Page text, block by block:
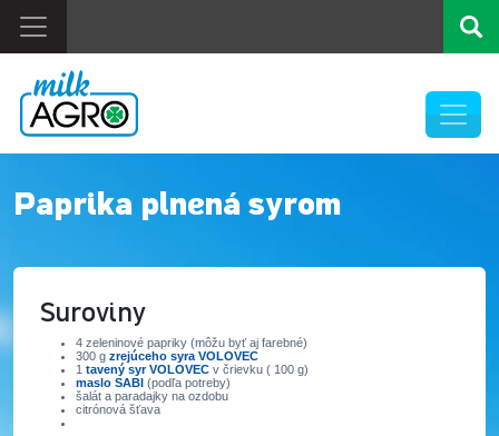
Paprika plnená syrom
Suroviny
4 zeleninové papriky (môžu byť aj farebné)
300 g zrejúceho syra VOLOVEC
1 tavený syr VOLOVEC v črievku ( 100 g)
maslo SABI (podľa potreby)
šalát a paradajky na ozdobu
citrónová šťava